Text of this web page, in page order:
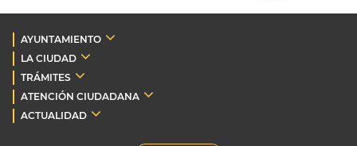
AYUNTAMIENTO
LA CIUDAD
TRÁMITES
ATENCIÓN CIUDADANA
ACTUALIDAD